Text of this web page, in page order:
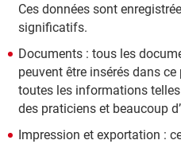
Ces données sont
significatifs.
Documents : tous les
peuvent être insérés dans
toutes les informations
des praticiens et beaucoup
Impression et exportation :